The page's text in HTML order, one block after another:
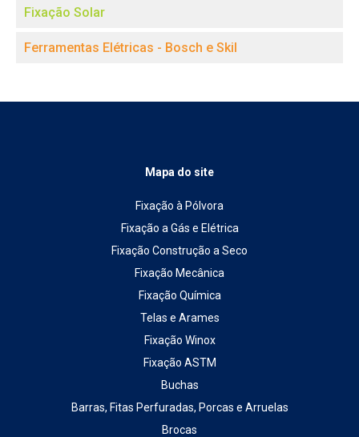
Fixação Solar
Ferramentas Elétricas - Bosch e Skil
Mapa do site
Fixação à Pólvora
Fixação a Gás e Elétrica
Fixação Construção a Seco
Fixação Mecânica
Fixação Química
Telas e Arames
Fixação Winox
Fixação ASTM
Buchas
Barras, Fitas Perfuradas, Porcas e Arruelas
Brocas